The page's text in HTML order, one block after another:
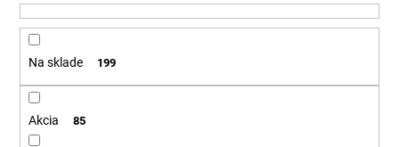
u
k
Na sklade 199
Akcia 85
á
ť